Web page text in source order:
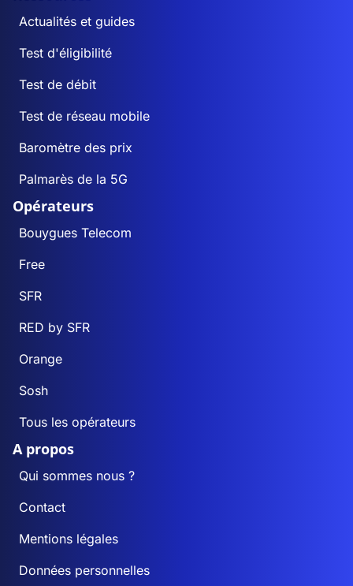
Actualités et guides
Test d'éligibilité
Test de débit
Test de réseau mobile
Baromètre des prix
Palmarès de la 5G
Opérateurs
Bouygues Telecom
Free
SFR
RED by SFR
Orange
Sosh
Tous les opérateurs
A propos
Qui sommes nous ?
Contact
Mentions légales
Données personnelles